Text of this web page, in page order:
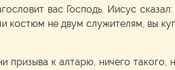
вас Господь. Иисус сказал:
костюм не двум служителям, вы
к алтарю, ничего такого,